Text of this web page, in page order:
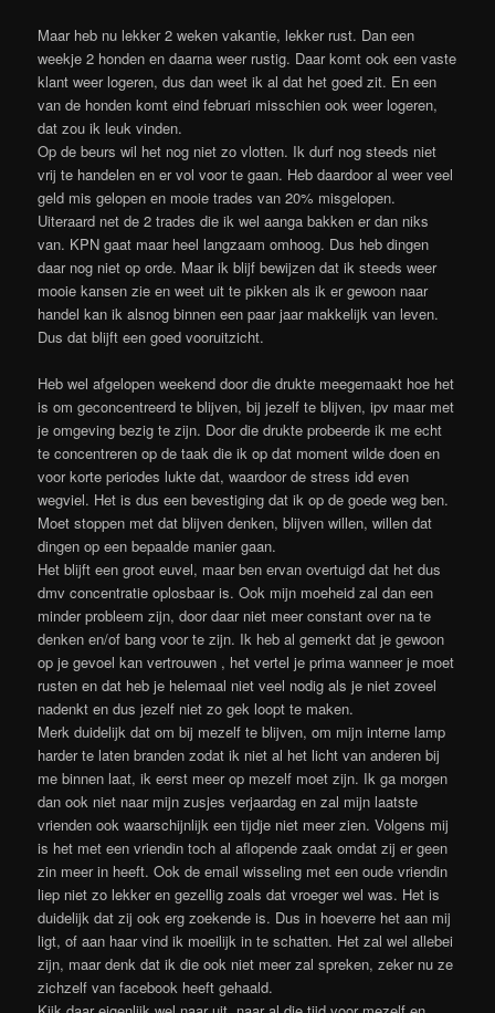
Maar heb nu lekker 2 weken vakantie, lekker rust. Dan een
weekje 2 honden en daarna weer rustig. Daar komt ook een vaste
klant weer logeren, dus dan weet ik al dat het goed zit. En een
van de honden komt eind februari misschien ook weer logeren,
dat zou ik leuk vinden.
Op de beurs wil het nog niet zo vlotten. Ik durf nog steeds niet
vrij te handelen en er vol voor te gaan. Heb daardoor al weer veel
geld mis gelopen en mooie trades van 20% misgelopen.
Uiteraard net de 2 trades die ik wel aanga bakken er dan niks
van. KPN gaat maar heel langzaam omhoog. Dus heb dingen
daar nog niet op orde. Maar ik blijf bewijzen dat ik steeds weer
mooie kansen zie en weet uit te pikken als ik er gewoon naar
handel kan ik alsnog binnen een paar jaar makkelijk van leven.
Dus dat blijft een goed vooruitzicht.
Heb wel afgelopen weekend door die drukte meegemaakt hoe het
is om geconcentreerd te blijven, bij jezelf te blijven, ipv maar met
je omgeving bezig te zijn. Door die drukte probeerde ik me echt
te concentreren op de taak die ik op dat moment wilde doen en
voor korte periodes lukte dat, waardoor de stress idd even
wegviel. Het is dus een bevestiging dat ik op de goede weg ben.
Moet stoppen met dat blijven denken, blijven willen, willen dat
dingen op een bepaalde manier gaan.
Het blijft een groot euvel, maar ben ervan overtuigd dat het dus
dmv concentratie oplosbaar is. Ook mijn moeheid zal dan een
minder probleem zijn, door daar niet meer constant over na te
denken en/of bang voor te zijn. Ik heb al gemerkt dat je gewoon
op je gevoel kan vertrouwen , het vertel je prima wanneer je moet
rusten en dat heb je helemaal niet veel nodig als je niet zoveel
nadenkt en dus jezelf niet zo gek loopt te maken.
Merk duidelijk dat om bij mezelf te blijven, om mijn interne lamp
harder te laten branden zodat ik niet al het licht van anderen bij
me binnen laat, ik eerst meer op mezelf moet zijn. Ik ga morgen
dan ook niet naar mijn zusjes verjaardag en zal mijn laatste
vrienden ook waarschijnlijk een tijdje niet meer zien. Volgens mij
is het met een vriendin toch al aflopende zaak omdat zij er geen
zin meer in heeft. Ook de email wisseling met een oude vriendin
liep niet zo lekker en gezellig zoals dat vroeger wel was. Het is
duidelijk dat zij ook erg zoekende is. Dus in hoeverre het aan mij
ligt, of aan haar vind ik moeilijk in te schatten. Het zal wel allebei
zijn, maar denk dat ik die ook niet meer zal spreken, zeker nu ze
zichzelf van facebook heeft gehaald.